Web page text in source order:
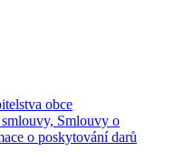
obce
Smlouvy o
o poskytování darů